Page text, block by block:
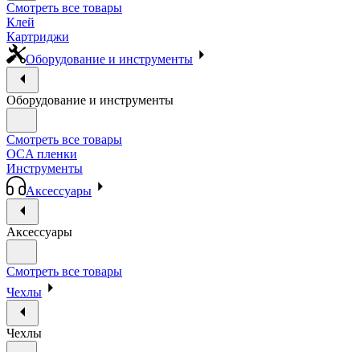
Смотреть все товары
Клей
Картриджи
Оборудование и инструменты
Оборудование и инструменты
Смотреть все товары
OCA пленки
Инструменты
Аксессуары
Аксессуары
Смотреть все товары
Чехлы
Чехлы